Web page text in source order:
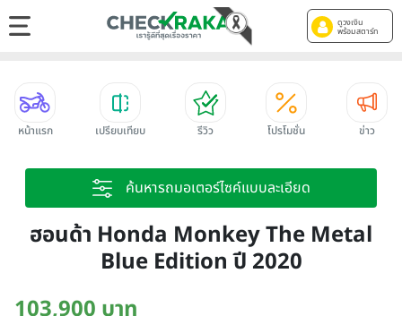
ดูวงเงิน
พร้อมสตาร์ท
หน้าแรก เปรียบเทียบ รีวิว โปรโมชั่น ข่าว
ค้นหารถมอเตอร์ไซค์แบบละเอียด
ฮอนด้า Honda Monkey The Metal
Blue Edition ปี 2020